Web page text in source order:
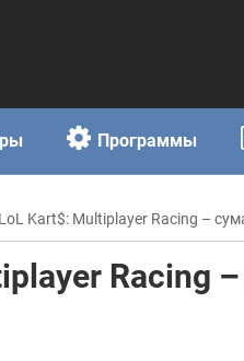
Программы
LoL Kart$: Multiplayer Racing –
Racing